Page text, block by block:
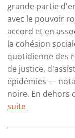
grande partie
avec le pouvoir
accord et en
la cohésion
quotidienne des
de justice,
épidémies —
noire. En dehors
suite